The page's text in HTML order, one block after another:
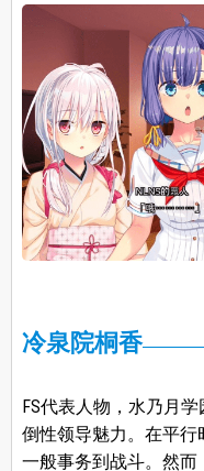
冷泉院桐香
FS代表人物，水乃月
倒性领导魅力。在平
一般事务到战斗。然